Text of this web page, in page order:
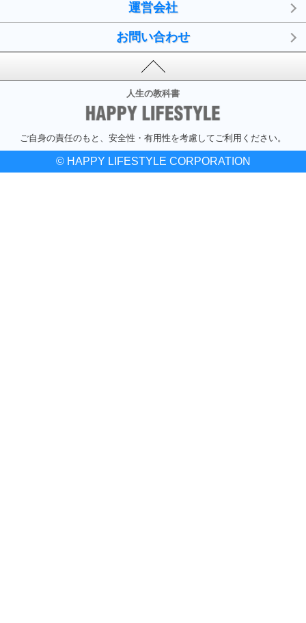
運営会社
お問い合わせ
人生の教科書
ご自身の責任のもと、安全性・有用性を考慮してご利用ください。
© HAPPY LIFESTYLE CORPORATION